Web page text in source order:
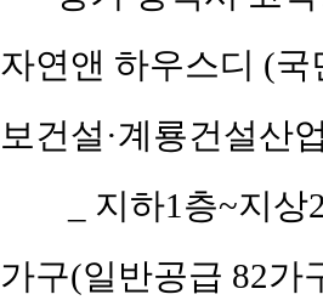
자연앤 하우스디 (
보건설·계룡건설산
_ 지하1층~지
가구(일반공급 82가